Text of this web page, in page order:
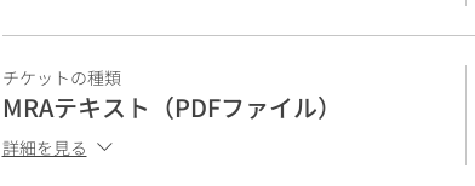
【MRAテキスト「DrumCircleFacilitatior 読本」（
テキスト購入：
https://www.medicalrhythm.org/shop
チケットの種類
MRAテキスト（PDFファイル）
詳細を見る